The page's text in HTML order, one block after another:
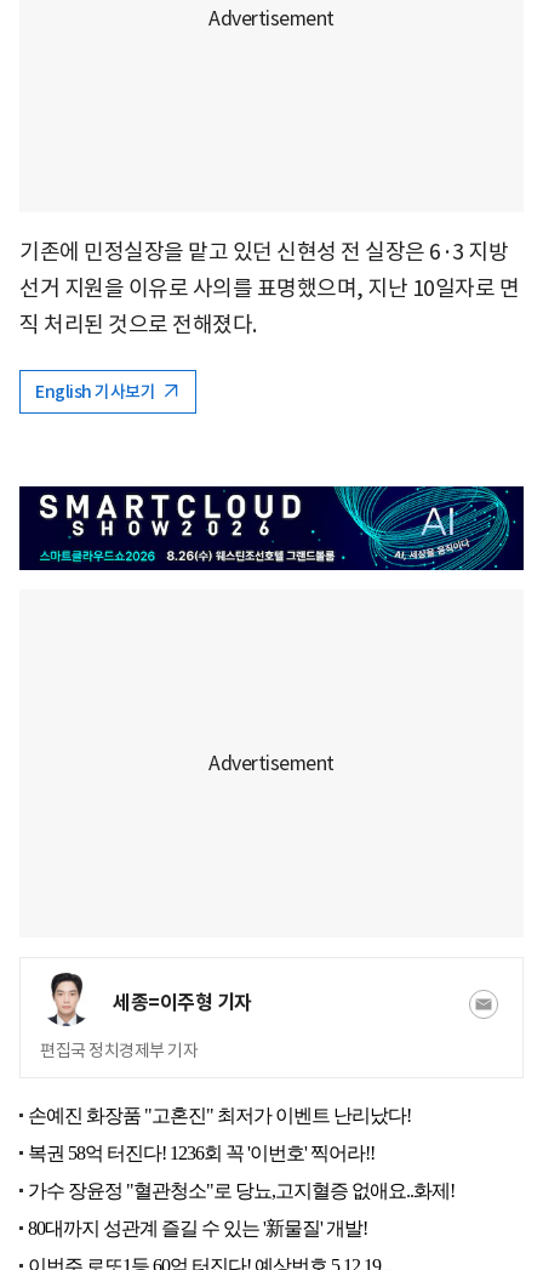
기존에 민정실장을 맡고 있던 신현성 전 실장은 6·3 지방
선거 지원을 이유로 사의를 표명했으며, 지난 10일자로 면
직 처리된 것으로 전해졌다.
English 기사보기
세종=이주형 기자
편집국 정치경제부 기자